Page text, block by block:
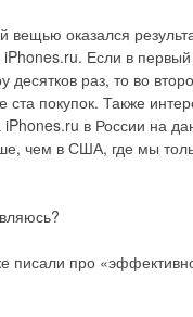
вещью оказался
Если в первый
десятков раз, то во
покупок. Также
iPhones.ru в России на
чем в США, где мы
писали про